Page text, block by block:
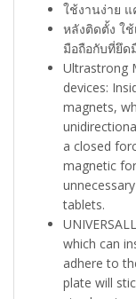
ใช้งานง่าย แ
หลังติดตั้ง ใช้
มือถือกับที่ยึ
Ultrastrong
devices:
magnets,
a closed
magnetic
tablets.
which can
adhere to
plate will